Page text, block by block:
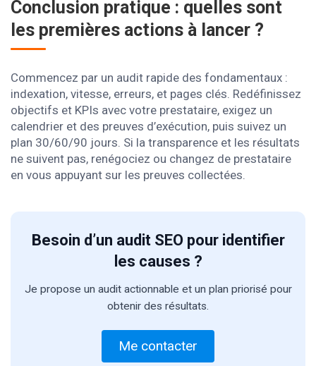
Conclusion pratique : quelles sont
les premières actions à lancer ?
Commencez par un audit rapide des fondamentaux :
indexation, vitesse, erreurs, et pages clés. Redéfinissez
objectifs et KPIs avec votre prestataire, exigez un
calendrier et des preuves d’exécution, puis suivez un
plan 30/60/90 jours. Si la transparence et les résultats
ne suivent pas, renégociez ou changez de prestataire
en vous appuyant sur les preuves collectées.
Besoin d’un audit SEO pour identifier
les causes ?
Je propose un audit actionnable et un plan priorisé pour
obtenir des résultats.
Me contacter